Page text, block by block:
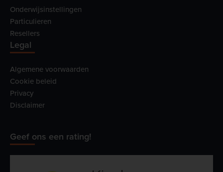
Onderwijsinstellingen
Particulieren
Resellers
Legal
Algemene voorwaarden
Cookie beleid
Privacy
Disclaimer
Geef ons een rating!